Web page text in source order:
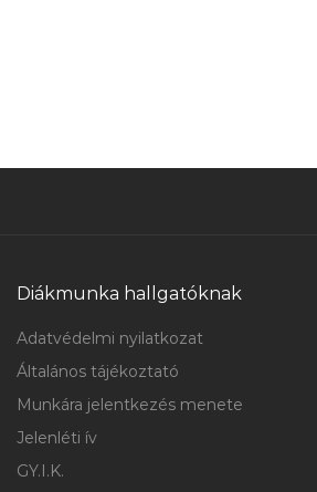
Diákmunka hallgatóknak
Adatvédelmi nyilatkozat
Általános tájékoztató
Munkára jelentkezés menete
Jelenléti ív
GY.I.K.